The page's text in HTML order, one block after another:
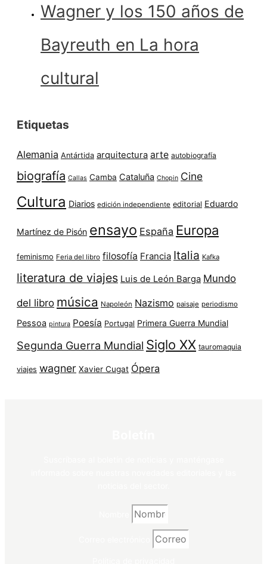
Wagner y los 150 años de
Bayreuth en La hora
cultural
Etiquetas
Alemania Antártida arquitectura arte autobiografía
biografía Callas Camba Cataluña Chopin Cine
Cultura Diarios edición independiente editorial Eduardo
Martínez de Pisón ensayo España Europa
feminismo Feria del libro filosofía Francia Italia Kafka
literatura de viajes Luis de León Barga Mundo
del libro música Napoleón Nazismo paisaje periodismo
Pessoa pintura Poesía Portugal Primera Guerra Mundial
Segunda Guerra Mundial Siglo XX tauromaquia
viajes wagner Xavier Cugat Ópera